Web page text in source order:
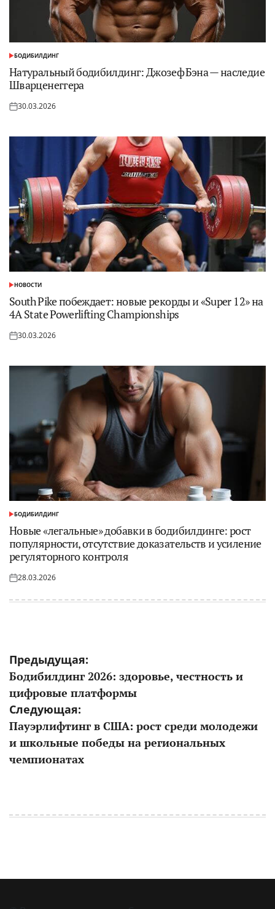
ОПУБЛИКОВАНО
В
БОДИБИЛДИНГ
Натуральный бодибилдинг: Джозеф Бэна — наследие
Шварценеггера
Опубликовано
30.03.2026
ОПУБЛИКОВАНО
В
НОВОСТИ
South Pike побеждает: новые рекорды и «Super 12» на
4A State Powerlifting Championships
Опубликовано
30.03.2026
ОПУБЛИКОВАНО
В
БОДИБИЛДИНГ
Новые «легальные» добавки в бодибилдинге: рост
популярности, отсутствие доказательств и усиление
регуляторного контроля
Опубликовано
28.03.2026
Навигация
по
записям
Предыдущая:
Бодибилдинг 2026: здоровье, честность и
цифровые платформы
Следующая:
Пауэрлифтинг в США: рост среди молодежи
и школьные победы на региональных
чемпионатах